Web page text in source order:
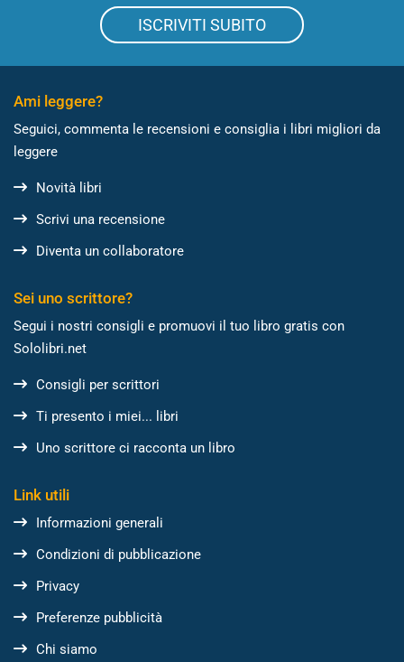
ISCRIVITI SUBITO
Ami leggere?
Seguici, commenta le recensioni e consiglia i libri migliori da
leggere
Novità libri
Scrivi una recensione
Diventa un collaboratore
Sei uno scrittore?
Segui i nostri consigli e promuovi il tuo libro gratis con
Sololibri.net
Consigli per scrittori
Ti presento i miei... libri
Uno scrittore ci racconta un libro
Link utili
Informazioni generali
Condizioni di pubblicazione
Privacy
Preferenze pubblicità
Chi siamo